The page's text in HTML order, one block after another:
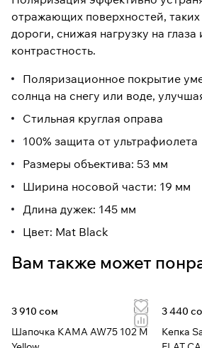
отражающих поверхностей, таких
дороги, снижая нагрузку на
контрастность.
Поляризационное покрытие
солнца на снегу или воде,
Стильная круглая оправа
100% защита от ультрафиолета
Размеры объектива: 53 мм
Ширина носовой части: 19 мм
Длина дужек: 145 мм
Цвет: Mat Black
Вам также может
3 910 сом
Шапочка КАМА AW75 102 M
3 440
Кепка